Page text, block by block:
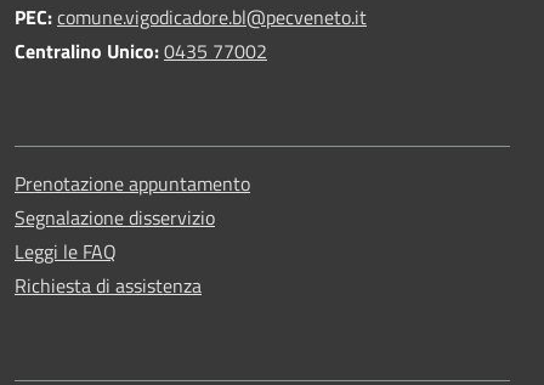
PEC:comune.vigodicadore.bl@pecveneto.it
Centralino Unico:0435 77002
Prenotazione appuntamento
Segnalazione disservizio
Leggi le FAQ
Richiesta di assistenza